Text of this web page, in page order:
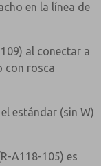
en la línea de
al conectar a
con rosca
estándar (sin W)
A118-105) es